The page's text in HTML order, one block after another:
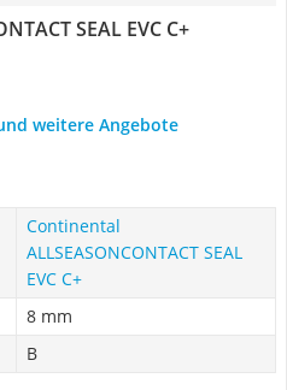
SEAL EVC C+
weitere Angebote
Continental
ALLSEASONCONTACT SEAL
EVC C+
8 mm
B